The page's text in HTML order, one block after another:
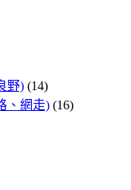
野) (14)
、網走) (16)